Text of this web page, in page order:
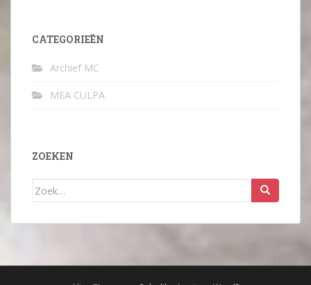
CATEGORIEËN
Archief MC
MEA CULPA
ZOEKEN
Zoek